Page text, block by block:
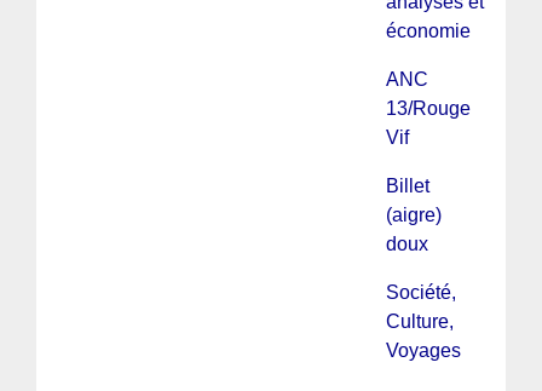
économie
ANC
13/Rouge
Vif
Billet
(aigre)
doux
Société,
Culture,
Voyages